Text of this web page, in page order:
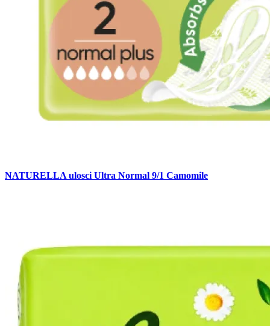
NATURELLA ulosci Ultra Normal 9/1 Camomile